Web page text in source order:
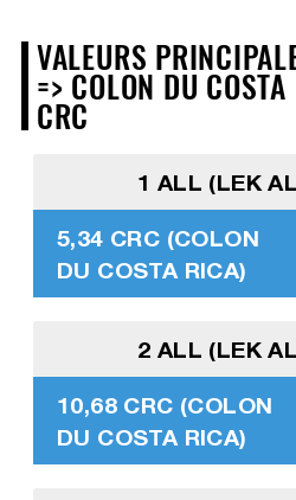
VALEURS
=> COLON DU
CRC
1 ALL (LEK
5,34 CRC (COLON
DU COSTA RICA)
2 ALL (LEK
10,68 CRC (COLON
DU COSTA RICA)